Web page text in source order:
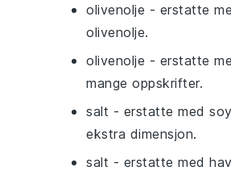
olivenolje - erstatte
olivenolje.
olivenolje - erstatte
mange oppskrifter.
salt - erstatte med
ekstra dimensjon.
salt - erstatte med